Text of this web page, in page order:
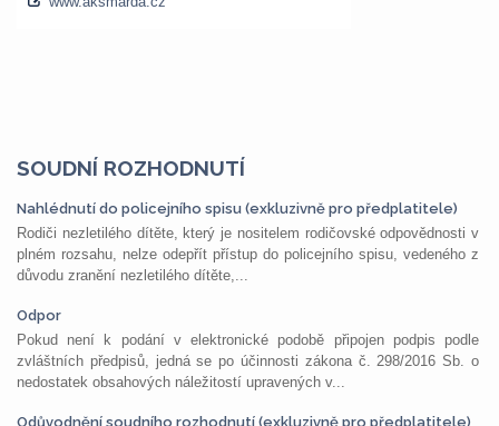
SOUDNÍ ROZHODNUTÍ
Nahlédnutí do policejního spisu (exkluzivně pro předplatitele)
Rodiči nezletilého dítěte, který je nositelem rodičovské odpovědnosti v
plném rozsahu, nelze odepřít přístup do policejního spisu, vedeného z
důvodu zranění nezletilého dítěte,...
Odpor
Pokud není k podání v elektronické podobě připojen podpis podle
zvláštních předpisů, jedná se po účinnosti zákona č. 298/2016 Sb. o
nedostatek obsahových náležitostí upravených v...
Odůvodnění soudního rozhodnutí (exkluzivně pro předplatitele)